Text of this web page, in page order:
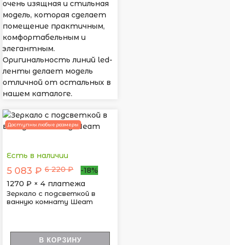
очень изящная и стильная
модель, которая сделает
помещение практичным,
комфортабельным и
элегантным.
Оригинальность линий led-
ленты делает модель
отличной от остальных в
нашем каталоге.
Доступны любые размеры
Есть в наличии
5 083 ₽ 6 220 ₽
-18%
1270 ₽ × 4 платежа
Зеркало с подсветкой в
ванную комнату Шеат
В КОРЗИНУ